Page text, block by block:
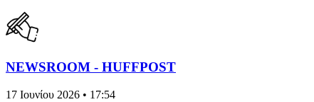
NEWSROOM - HUFFPOST
17 Ιουνίου 2026 • 17:54